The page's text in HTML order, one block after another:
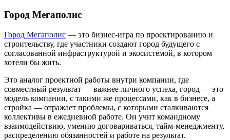
Город Мегаполис
Город Мегаполис — это бизнес-игра по проектированию и
строительству, где участники создают город будущего с
согласованной инфраструктурой и экосистемой, в котором
хотели бы жить.
Это аналог проектной работы внутри компании, где
совместный результат — важнее личного успеха, город — это
модель компании, с такими же процессами, как в бизнесе, а
стройка — отражает проблемы, с которыми сталкиваются
коллективы в ежедневной работе. Он учит командному
взаимодействию, умению договариваться, тайм-менеджменту,
распределению обязанностей и работе на результат.